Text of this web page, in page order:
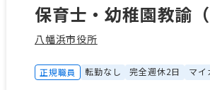
保育士・幼稚園教諭
八幡浜市役所
正規職員 転勤なし 完全週休2日 マイ